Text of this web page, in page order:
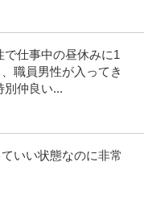
仕事中の昼休みに1
職員男性が入ってき
別仲良い...
いい状態なのに非常